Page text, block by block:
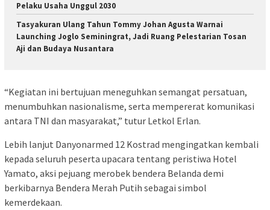
Pelaku Usaha Unggul 2030
Tasyakuran Ulang Tahun Tommy Johan Agusta Warnai
Launching Joglo Seminingrat, Jadi Ruang Pelestarian Tosan
Aji dan Budaya Nusantara
“Kegiatan ini bertujuan meneguhkan semangat persatuan,
menumbuhkan nasionalisme, serta mempererat komunikasi
antara TNI dan masyarakat,” tutur Letkol Erlan.
Lebih lanjut Danyonarmed 12 Kostrad mengingatkan kembali
kepada seluruh peserta upacara tentang peristiwa Hotel
Yamato, aksi pejuang merobek bendera Belanda demi
berkibarnya Bendera Merah Putih sebagai simbol
kemerdekaan.